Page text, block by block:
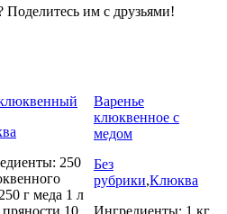
Поделитесь им с друзьями!
250
г меда 1 л
10
Варенье
клюквенное с
медом
Без
рубрики,Клюква
Ингредиенты: 1 кг